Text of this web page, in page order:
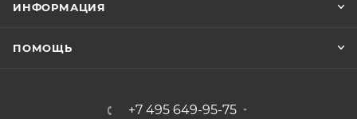
ИНФОРМАЦИЯ
ПОМОЩЬ
+7 495 649-95-75